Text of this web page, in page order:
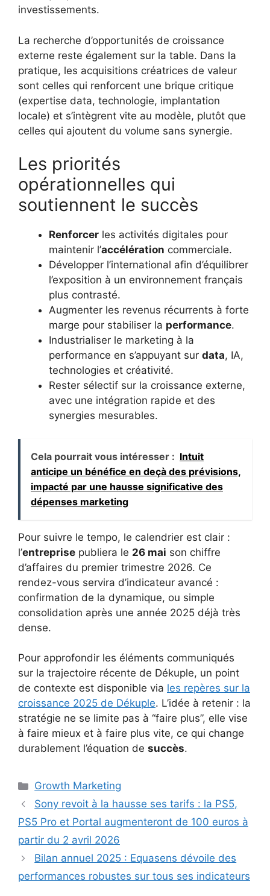
investissements.
La recherche d’opportunités de croissance
externe reste également sur la table. Dans la
pratique, les acquisitions créatrices de valeur
sont celles qui renforcent une brique critique
(expertise data, technologie, implantation
locale) et s’intègrent vite au modèle, plutôt que
celles qui ajoutent du volume sans synergie.
Les priorités
opérationnelles qui
soutiennent le succès
Renforcer les activités digitales pour
maintenir l’accélération commerciale.
Développer l’international afin d’équilibrer
l’exposition à un environnement français
plus contrasté.
Augmenter les revenus récurrents à forte
marge pour stabiliser la performance.
Industrialiser le marketing à la
performance en s’appuyant sur data, IA,
technologies et créativité.
Rester sélectif sur la croissance externe,
avec une intégration rapide et des
synergies mesurables.
Cela pourrait vous intéresser : Intuit
anticipe un bénéfice en deçà des prévisions,
impacté par une hausse significative des
dépenses marketing
Pour suivre le tempo, le calendrier est clair :
l’entreprise publiera le 26 mai son chiffre
d’affaires du premier trimestre 2026. Ce
rendez-vous servira d’indicateur avancé :
confirmation de la dynamique, ou simple
consolidation après une année 2025 déjà très
dense.
Pour approfondir les éléments communiqués
sur la trajectoire récente de Dékuple, un point
de contexte est disponible via les repères sur la
croissance 2025 de Dékuple. L’idée à retenir : la
stratégie ne se limite pas à “faire plus”, elle vise
à faire mieux et à faire plus vite, ce qui change
durablement l’équation de succès.
Catégories
Growth Marketing
Sony revoit à la hausse ses tarifs : la PS5,
PS5 Pro et Portal augmenteront de 100 euros à
partir du 2 avril 2026
Bilan annuel 2025 : Equasens dévoile des
performances robustes sur tous ses indicateurs